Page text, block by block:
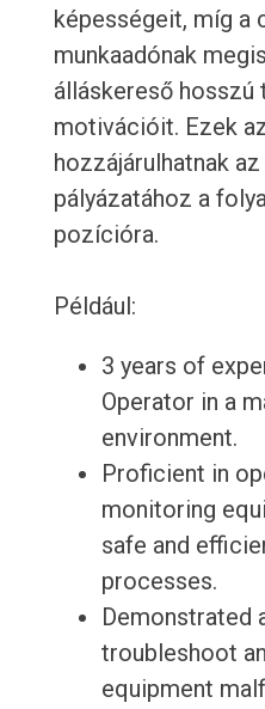
képességeit, míg a
munkaadónak
álláskereső
motivációit. Ezek
hozzájárulhatnak
pályázatához a
pozícióra.
Például:
3 years of
Operator in a
environment.
Proficient in
monitoring
safe and
processes.
Demonstrated
troubleshoot
equipment